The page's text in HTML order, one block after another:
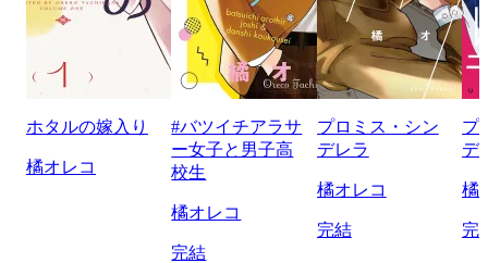
ホタルの嫁入り
橘オレコ
#バツイチアラサ
ー女子と男子高
校生
橘オレコ
完結
プロミス・シン
デレラ
橘オレコ
完結
プ
デ
橘
完